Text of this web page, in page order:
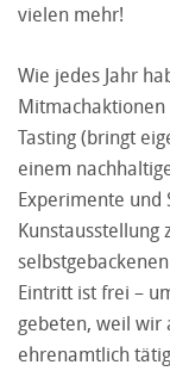
vielen mehr!
Wie jedes Jahr
Mitmachaktionen
Tasting (bringt
einem
Experimente und
Kunstausstellung
Eintritt ist frei –
gebeten, weil wir
ehrenamtlich